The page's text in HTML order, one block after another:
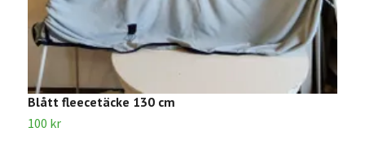
Blått fleecetäcke 130 cm
100 kr